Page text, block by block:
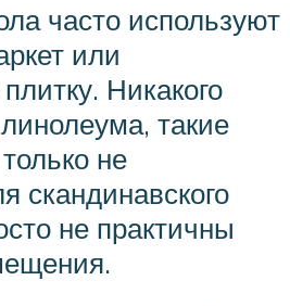
часто используют
или
Никакого
такие
не
скандинавского
не практичны